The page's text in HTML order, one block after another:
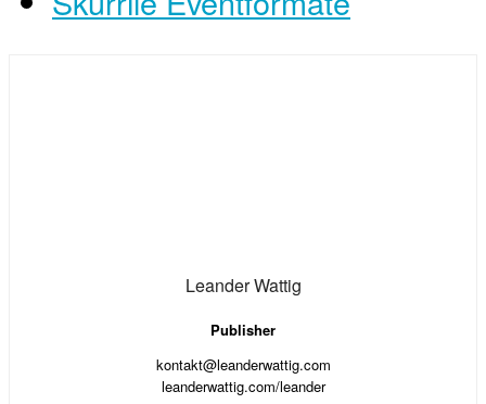
Leander Wattig
Publisher
kontakt@leanderwattig.com
leanderwattig.com/leander